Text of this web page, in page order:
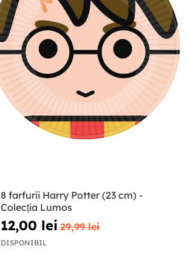
8 farfurii Harry Potter (23 cm) -
Colecția Lumos
12,00 lei 29,99 lei
DISPONIBIL